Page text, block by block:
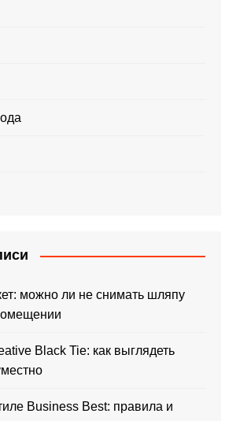
можно ли не снимать шляпу
Black Tie: как выглядеть
Business Best: правила и